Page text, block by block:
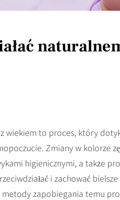
wiekiem to proces, który
Zmiany w kolorze
higienicznymi, a także
i zachować
metody zapobiegania temu